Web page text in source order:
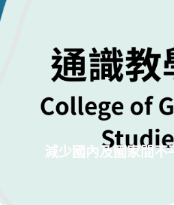
減少國內及國家間不